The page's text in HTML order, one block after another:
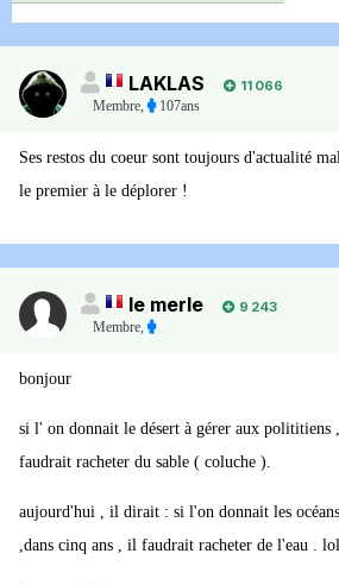
LAKLAS
11 066
Membre, 107ans
Ses restos du coeur sont toujours d'actualité
le premier à le déplorer !
le merle
9 243
Membre,
bonjour
si l' on donnait le désert à gérer aux polititiens
faudrait racheter du sable ( coluche ).
aujourd'hui , il dirait : si l'on donnait les
,dans cinq ans , il faudrait racheter de l'eau .